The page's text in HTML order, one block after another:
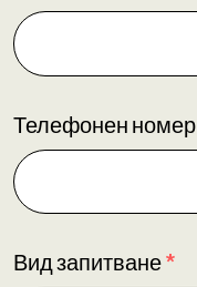
Телефонен номер
Вид запитване*